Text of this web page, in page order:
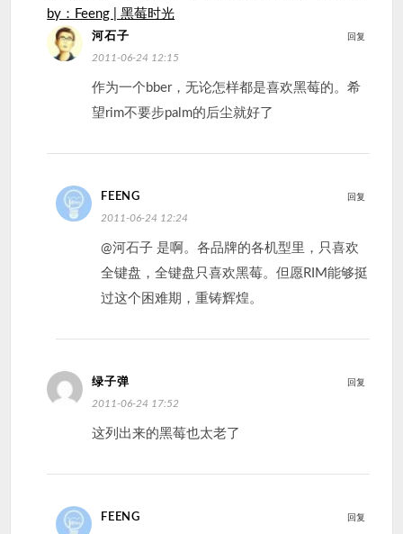
by：Feeng | 黑莓时光
河石子
2011-06-24 12:15
作为一个bber，无论怎样都是喜欢黑莓的。希
望rim不要步palm的后尘就好了
回复
FEENG
2011-06-24 12:24
@河石子 是啊。各品牌的各机型里，只喜欢
全键盘，全键盘只喜欢黑莓。但愿RIM能够挺
过这个困难期，重铸辉煌。
回复
绿子弹
2011-06-24 17:52
这列出来的黑莓也太老了
回复
FEENG 回复